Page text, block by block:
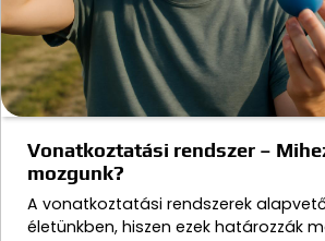
Vonatkoztatási rendszer –
mozgunk?
A vonatkoztatási rendszerek
életünkben, hiszen ezek határozzák